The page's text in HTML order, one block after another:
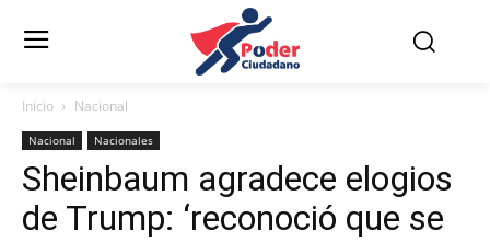
Inicio Nacional
Nacional Nacionales
Sheinbaum agradece elogios
de Trump: ‘reconoció que se